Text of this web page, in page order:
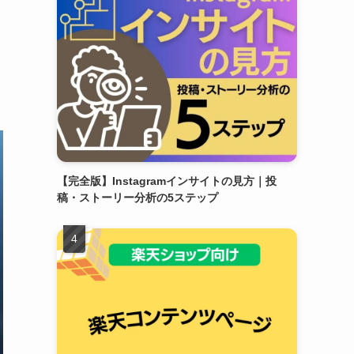
【完全版】Instagramインサイトの見方｜投
稿・ストーリー分析の5ステップ